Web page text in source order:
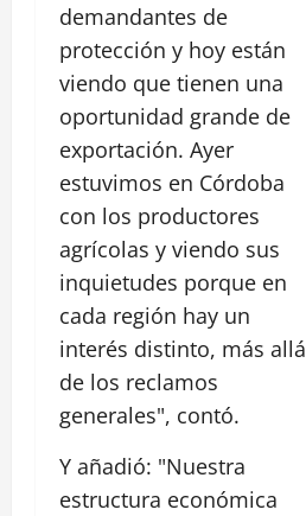
demandantes de
protección y hoy están
viendo que tienen una
oportunidad grande de
exportación. Ayer
estuvimos en Córdoba
con los productores
agrícolas y viendo sus
inquietudes porque en
cada región hay un
interés distinto, más allá
de los reclamos
generales", contó.
Y añadió: "Nuestra
estructura económica